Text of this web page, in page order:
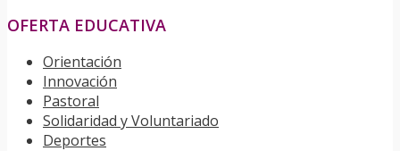
OFERTA EDUCATIVA
Orientación
Innovación
Pastoral
Solidaridad y Voluntariado
Deportes